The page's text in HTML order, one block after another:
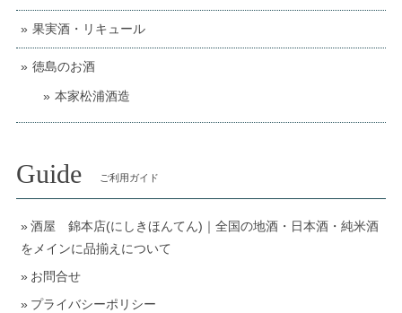
果実酒・リキュール
徳島のお酒
本家松浦酒造
Guide ご利用ガイド
酒屋 錦本店(にしきほんてん)｜全国の地酒・日本酒・純米酒
をメインに品揃えについて
お問合せ
プライバシーポリシー